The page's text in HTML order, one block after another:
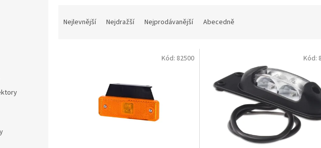
Nejlevnější Nejdražší Nejprodávanější Abecedně
Kód: 82500 Kód: